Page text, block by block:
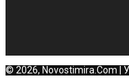
© 2026, Novostimira.Com |